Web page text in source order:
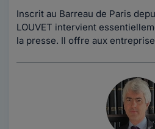
Inscrit au Barreau de Paris
LOUVET intervient
la presse. Il offre aux